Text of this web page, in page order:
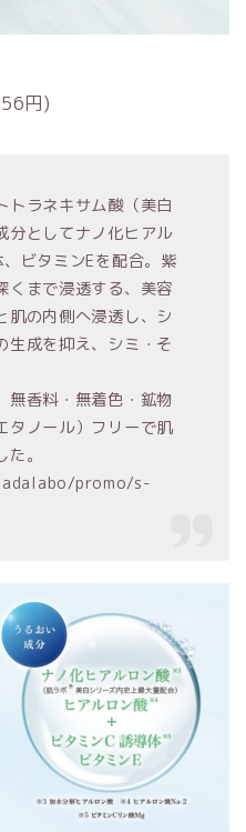
円)
トラネキサム酸（美白
分としてナノ化ヒアル
ビタミンEを配合。紫
くまで浸透する、美容
肌の内側へ浸透し、シ
生成を抑え、シミ・そ
無香料・無着色・鉱物
タノール）フリーで肌
。
promo/s-